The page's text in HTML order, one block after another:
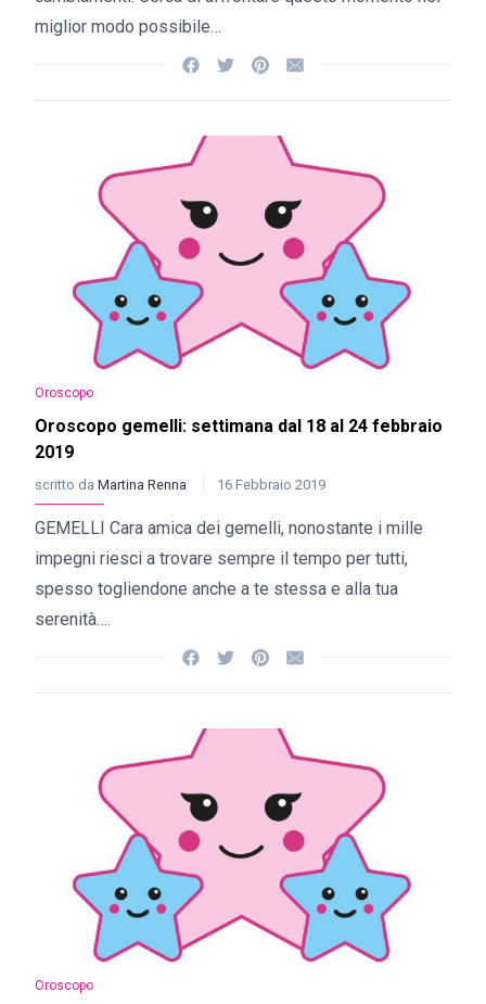
miglior modo possibile…
Oroscopo
Oroscopo gemelli: settimana dal 18 al 24 febbraio
2019
scritto da Martina Renna 16 Febbraio 2019
GEMELLI Cara amica dei gemelli, nonostante i mille
impegni riesci a trovare sempre il tempo per tutti,
spesso togliendone anche a te stessa e alla tua
serenità….
Oroscopo